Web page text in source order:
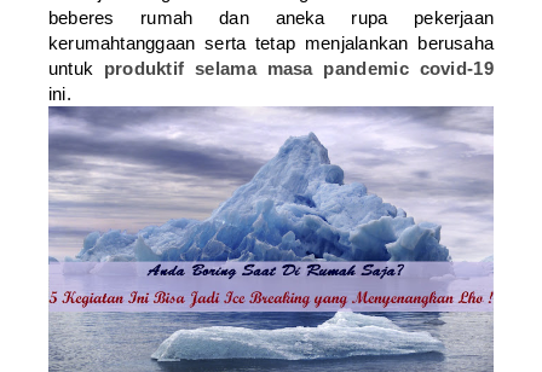
beberes rumah dan aneka rupa pekerjaan
kerumahtanggaan serta tetap menjalankan berusaha
untuk produktif selama masa pandemic covid-19
ini.